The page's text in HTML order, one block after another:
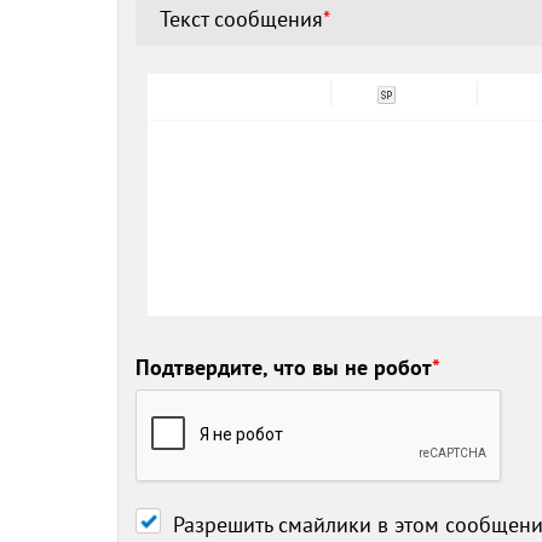
Текст сообщения*
Подтвердите, что вы не робот*
Разрешить смайлики в этом